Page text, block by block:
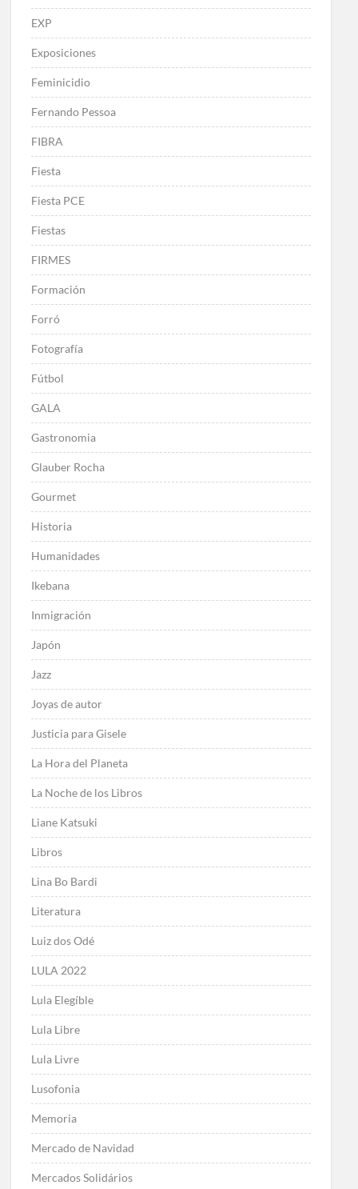
EXP
Exposiciones
Feminicidio
Fernando Pessoa
FIBRA
Fiesta
Fiesta PCE
Fiestas
FIRMES
Formación
Forró
Fotografía
Fútbol
GALA
Gastronomia
Glauber Rocha
Gourmet
Historia
Humanidades
Ikebana
Inmigración
Japón
Jazz
Joyas de autor
Justicia para Gisele
La Hora del Planeta
La Noche de los Libros
Liane Katsuki
Libros
Lina Bo Bardi
Literatura
Luiz dos Odé
LULA 2022
Lula Elegíble
Lula Libre
Lula Livre
Lusofonia
Memoria
Mercado de Navidad
Mercados Solidários